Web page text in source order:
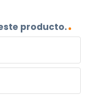
producto.